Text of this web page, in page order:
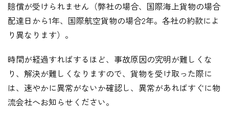
賠償が受けられません（弊社の場合、国際海上貨物の場合
配達日から1年、国際航空貨物の場合2年。各社の約款によ
り異なります）。
時間が経過すればするほど、事故原因の究明が難しくな
り、解決が難しくなりますので、貨物を受け取った際に
は、速やかに異常がないか確認し、異常があればすぐに物
流会社へお知らせください。